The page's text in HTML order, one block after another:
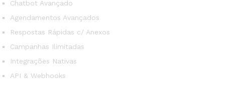
Chatbot Avançado
Agendamentos Avançados
Respostas Rápidas c/ Anexos
Campanhas Ilimitadas
Integrações Nativas
API & Webhooks